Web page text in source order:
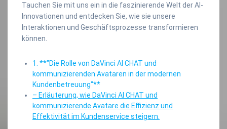
Tauchen Sie mit uns ein in die faszinierende Welt der AI-
Innovationen und entdecken Sie, wie sie unsere
Interaktionen und Geschäftsprozesse transformieren
können.
1. **"Die Rolle von DaVinci AI CHAT und
kommunizierenden Avataren in der modernen
Kundenbetreuung"**
– Erläuterung, wie DaVinci AI CHAT und
kommunizierende Avatare die Effizienz und
Effektivität im Kundenservice steigern.